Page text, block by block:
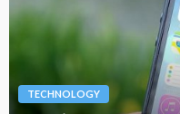
TECHNOLOGY